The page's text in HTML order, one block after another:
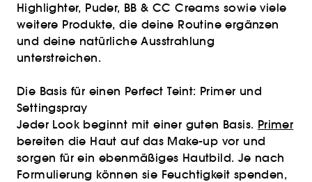
Highlighter, Puder, BB & CC Creams sowie viele
weitere Produkte, die deine Routine ergänzen
und deine natürliche Ausstrahlung
unterstreichen.
Die Basis für einen Perfect Teint: Primer und
Settingspray
Jeder Look beginnt mit einer guten Basis. Primer
bereiten die Haut auf das Make-up vor und
sorgen für ein ebenmäßiges Hautbild. Je nach
Formulierung können sie Feuchtigkeit spenden,